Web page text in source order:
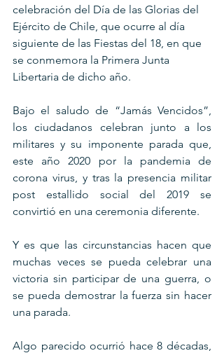
celebración del Día de las Glorias del
Ejército de Chile, que ocurre al día
siguiente de las Fiestas del 18, en que
se conmemora la Primera Junta
Libertaria de dicho año.
Bajo el saludo de “Jamás Vencidos”,
los ciudadanos celebran junto a los
militares y su imponente parada que,
este año 2020 por la pandemia de
corona virus, y tras la presencia militar
post estallido social del 2019 se
convirtió en una ceremonia diferente.
Y es que las circunstancias hacen que
muchas veces se pueda celebrar una
victoria sin participar de una guerra, o
se pueda demostrar la fuerza sin hacer
una parada.
Algo parecido ocurrió hace 8 décadas,